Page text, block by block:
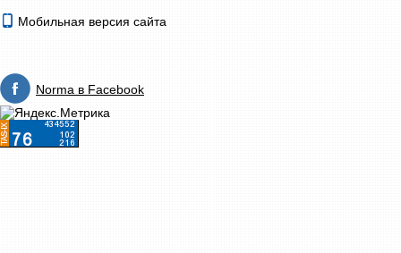
Мобильная версия сайта
Norma в Facebook